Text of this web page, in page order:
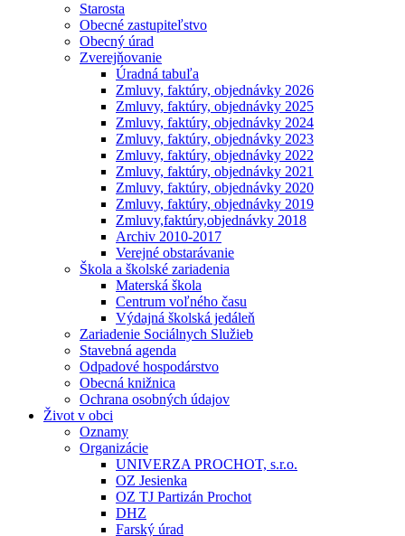
Starosta
Obecné zastupiteľstvo
Obecný úrad
Zverejňovanie
Úradná tabuľa
Zmluvy, faktúry, objednávky 2026
Zmluvy, faktúry, objednávky 2025
Zmluvy, faktúry, objednávky 2024
Zmluvy, faktúry, objednávky 2023
Zmluvy, faktúry, objednávky 2022
Zmluvy, faktúry, objednávky 2021
Zmluvy, faktúry, objednávky 2020
Zmluvy, faktúry, objednávky 2019
Zmluvy,faktúry,objednávky 2018
Archiv 2010-2017
Verejné obstarávanie
Škola a školské zariadenia
Materská škola
Centrum voľného času
Výdajná školská jedáleň
Zariadenie Sociálnych Služieb
Stavebná agenda
Odpadové hospodárstvo
Obecná knižnica
Ochrana osobných údajov
Život v obci
Oznamy
Organizácie
UNIVERZA PROCHOT, s.r.o.
OZ Jesienka
OZ TJ Partizán Prochot
DHZ
Farský úrad